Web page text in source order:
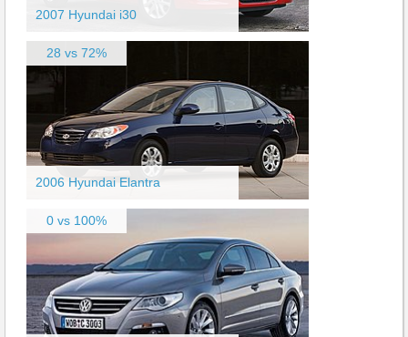
2007 Hyundai i30
28 vs 72%
2006 Hyundai Elantra
0 vs 100%